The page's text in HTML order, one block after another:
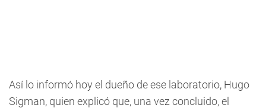
Así lo informó hoy el dueño de ese laboratorio, Hugo
Sigman, quien explicó que, una vez concluido, el